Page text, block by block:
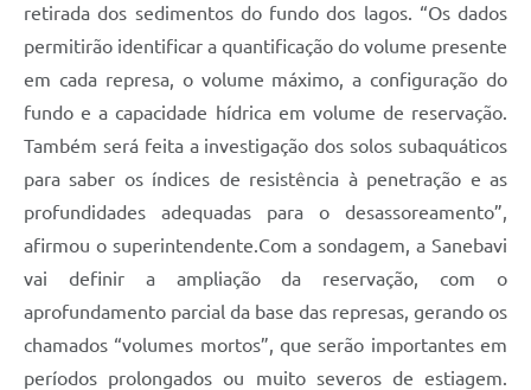
retirada dos sedimentos do fundo dos lagos. “Os dados
permitirão identificar a quantificação do volume presente
em cada represa, o volume máximo, a configuração do
fundo e a capacidade hídrica em volume de reservação.
Também será feita a investigação dos solos subaquáticos
para saber os índices de resistência à penetração e as
profundidades adequadas para o desassoreamento”,
afirmou o superintendente.Com a sondagem, a Sanebavi
vai definir a ampliação da reservação, com o
aprofundamento parcial da base das represas, gerando os
chamados “volumes mortos”, que serão importantes em
períodos prolongados ou muito severos de estiagem.